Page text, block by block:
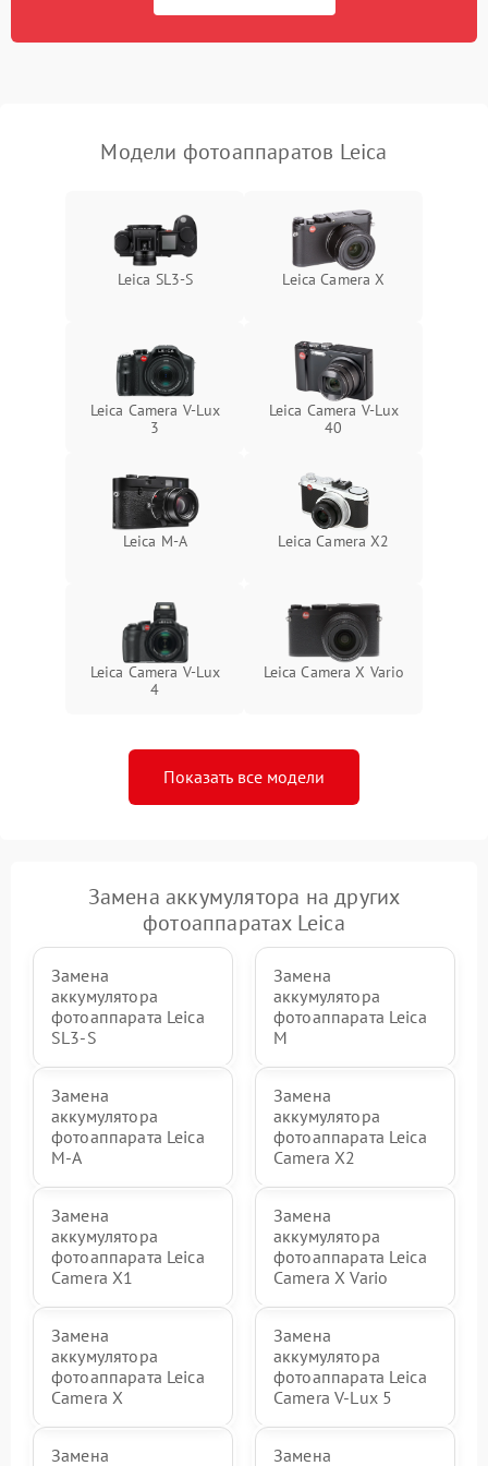
Модели фотоаппаратов Leica
Leica SL3‑S Leica Camera X
Leica Camera V-Lux
3
Leica Camera V-Lux
40
Leica M-A Leica Camera X2
Leica Camera V-Lux
4
Leica Camera X Vario
Показать все модели
Замена аккумулятора на других
фотоаппаратах Leica
Замена
аккумулятора
фотоаппарата Leica
SL3‑S
Замена
аккумулятора
фотоаппарата Leica
M
Замена
аккумулятора
фотоаппарата Leica
M-A
Замена
аккумулятора
фотоаппарата Leica
Camera X2
Замена
аккумулятора
фотоаппарата Leica
Camera X1
Замена
аккумулятора
фотоаппарата Leica
Camera X Vario
Замена
аккумулятора
фотоаппарата Leica
Camera X
Замена
аккумулятора
фотоаппарата Leica
Camera V-Lux 5
Замена
Замена